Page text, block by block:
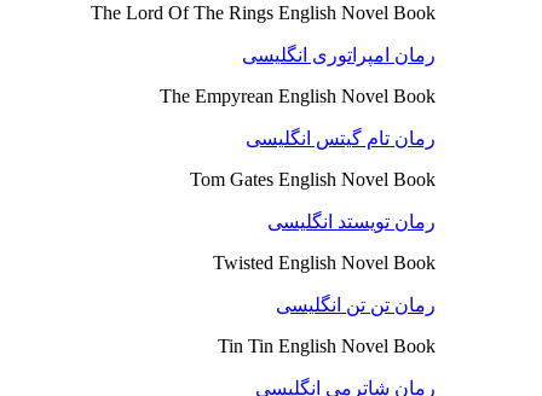
The Lord Of The Rings English Novel Book
رمان امپراتوری انگلیسی
The Empyrean English Novel Book
رمان تام گیتس انگلیسی
Tom Gates English Novel Book
رمان تویستد انگلیسی
Twisted English Novel Book
رمان تن تن انگلیسی
Tin Tin English Novel Book
رمان شاترمی انگلیسی